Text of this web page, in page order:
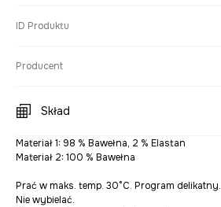
ID Produktu
Producent
Skład
Materiał 1: 98 % Bawełna, 2 % Elastan
Materiał 2: 100 % Bawełna
Prać w maks. temp. 30°C. Program delikatny.
Nie wybielać.